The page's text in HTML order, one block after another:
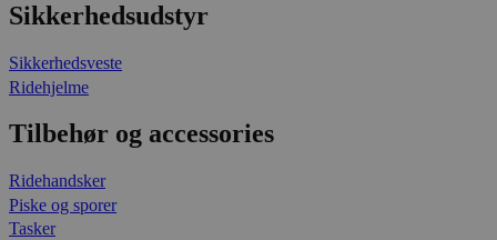
Sikkerhedsudstyr
Sikkerhedsveste
Ridehjelme
Tilbehør og accessories
Ridehandsker
Piske og sporer
Tasker